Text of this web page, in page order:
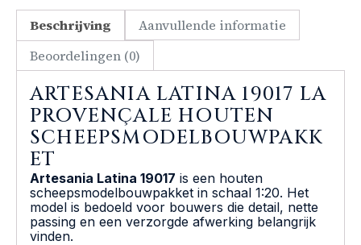
Beschrijving
Aanvullende informatie
Beoordelingen (0)
ARTESANIA LATINA 19017 LA
PROVENÇALE HOUTEN
SCHEEPSMODELBOUWPAKK
ET
Artesania Latina 19017 is een houten
scheepsmodelbouwpakket in schaal 1:20. Het
model is bedoeld voor bouwers die detail, nette
passing en een verzorgde afwerking belangrijk
vinden.